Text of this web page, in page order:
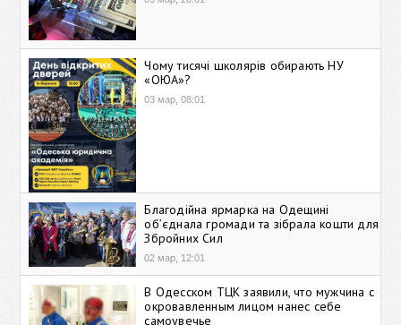
Чому тисячі школярів обирають НУ
«ОЮА»?
03 мар, 08:01
Благодійна ярмарка на Одещині
об’єднала громади та зібрала кошти для
Збройних Сил
02 мар, 12:01
В Одесском ТЦК заявили, что мужчина с
окровавленным лицом нанес себе
самоувечье